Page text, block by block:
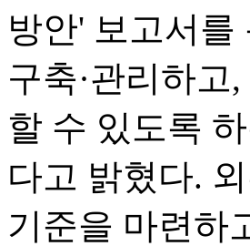
방안' 보고서
구축·관리하고
할 수 있도록
다고 밝혔다.
기준을 마련하